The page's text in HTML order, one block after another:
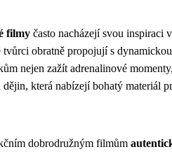
filmy často nacházejí svou inspiraci
tvůrci obratně propojují s
nejen zažít adrenalinové
která nabízejí bohatý materiál
dobrodružným filmům